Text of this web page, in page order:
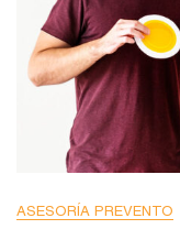
ASESORÍA PREVENTO